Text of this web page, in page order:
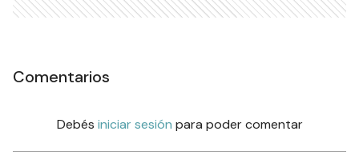
Comentarios
Debés iniciar sesión para poder comentar